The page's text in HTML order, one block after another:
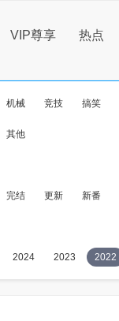
VIP尊享 热点
机械 竞技 搞笑
其他
完结 更新 新番
2024 2023 2022